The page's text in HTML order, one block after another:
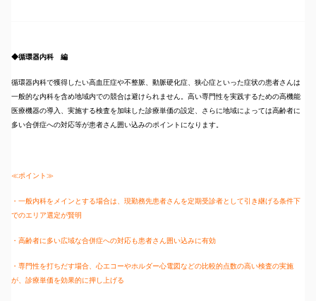
◆循環器内科 編
循環器内科で獲得したい高血圧症や不整脈、動脈硬化症、狭心症といった症状の患者さんは
一般的な内科を含め地域内での競合は避けられません。高い専門性を実践するための高機能
医療機器の導入、実施する検査を加味した診療単価の設定、さらに地域によっては高齢者に
多い合併症への対応等が患者さん囲い込みのポイントになります。
≪ポイント≫
・一般内科をメインとする場合は、現勤務先患者さんを定期受診者として引き継げる条件下
でのエリア選定が賢明
・高齢者に多い広域な合併症への対応も患者さん囲い込みに有効
・専門性を打ちだす場合、心エコーやホルダー心電図などの比較的点数の高い検査の実施
が、診療単価を効果的に押し上げる